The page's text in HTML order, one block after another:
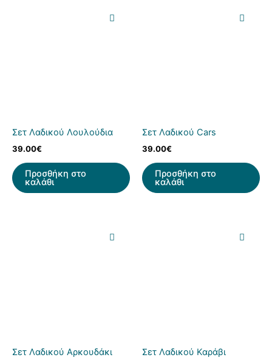
Σετ Λαδικού Λουλούδια
39.00€
Προσθήκη στο
καλάθι
Σετ Λαδικού Cars
39.00€
Προσθήκη στο
καλάθι
Σετ Λαδικού Αρκουδάκι Σετ Λαδικού Καράβι